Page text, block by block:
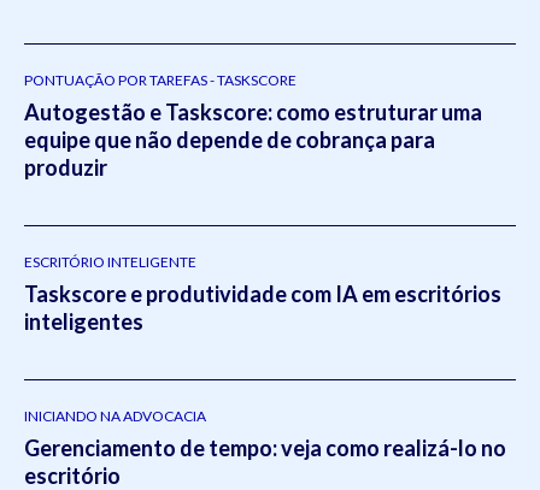
PONTUAÇÃO POR TAREFAS - TASKSCORE
Autogestão e Taskscore: como estruturar uma
equipe que não depende de cobrança para
produzir
ESCRITÓRIO INTELIGENTE
Taskscore e produtividade com IA em escritórios
inteligentes
INICIANDO NA ADVOCACIA
Gerenciamento de tempo: veja como realizá-lo no
escritório